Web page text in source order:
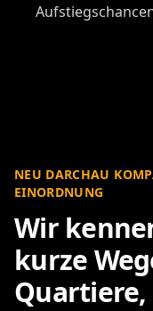
NEU DARCHAU
EINORDNUNG
Wir
kurze